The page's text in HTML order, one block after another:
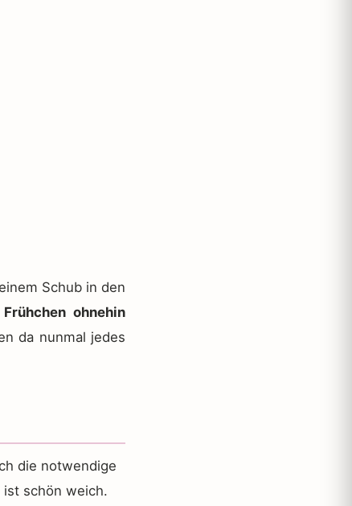
Schub in den
ohnehin
da nunmal jedes
die notwendige
schön weich.